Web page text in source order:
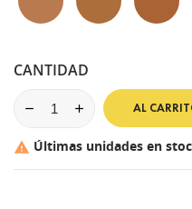
CANTIDAD
AL
 Últimas unidades en